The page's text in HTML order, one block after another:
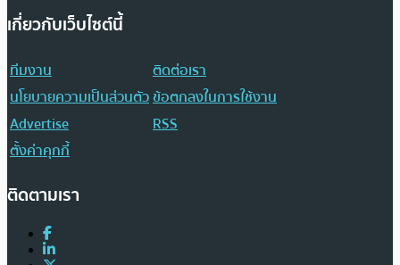
เกี่ยวกับเว็บไซต์นี้
ทีมงาน
ติดต่อเรา
นโยบายความเป็นส่วนตัวข้อตกลงในการใช้งาน
Advertise
RSS
ตั้งค่าคุกกี้
ติดตามเรา